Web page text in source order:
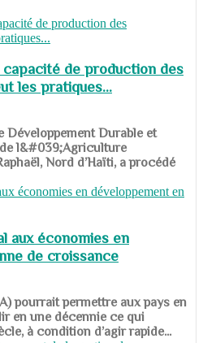
de production des
les pratiques...
Durable et
l&#039;Agriculture
Nord d’Haïti, a procédé
aux économies en
de croissance
pourrait permettre aux pays en
en une décennie ce qui
à condition d’agir rapide...